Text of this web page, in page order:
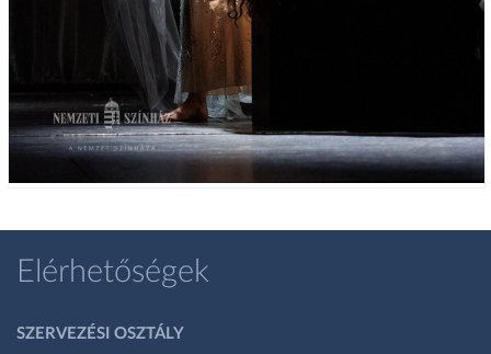
Elérhetőségek
SZERVEZÉSI OSZTÁLY